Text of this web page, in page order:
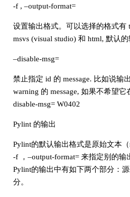
-f , –output-format=
设置输出格式。可以选择的格式有
msvs (visual studio) 和 html, 默认的
–disable-msg=
禁止指定 id 的 message. 比如说输
warning 的 message, 如果不希望
disable-msg= W0402
Pylint 的输出
Pylint的默认输出格式是原始文本
-f ，–output-format= 来指定别的输
Pylint的输出中有如下两个部分：
分。